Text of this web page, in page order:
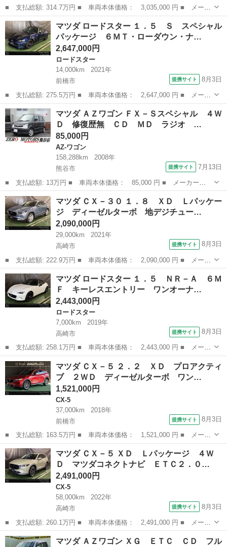
■ 支払総額: 314.7万円 ■ 車両本体価格： 3,035,000 円 ■ メーカ
ー名： マツダ ■ 車種名： ＣＸ－５ ■ グレード名： ２．２
ＸＤ ブラックトーンエディション ディーゼルターボ ナビ・地デ
ジ・３６...
群馬 前橋市 CX-5
マツダ ロードスター １．５ Ｓ スペシャル
パッケージ ６ＭＴ・ローダウン・ナ…
2,647,000円
ロードスター
14,000km
2021年
前橋市
提携サイト 8月3日
■ 支払総額: 275.5万円 ■ 車両本体価格： 2,647,000 円 ■ メーカ
ー名： マツダ ■ 車種名： ロードスター ■ グレード名： １．
５ Ｓ スペシャルパッケージ ６ＭＴ・ローダウン・ナビ・バック
カメラ・...
群馬 前橋市 ロードスター
マツダ ＡＺワゴン ＦＸ－Ｓスペシャル ４Ｗ
Ｄ 修復歴無 ＣＤ ＭＤ ラジオ …
85,000円
AZ-ワゴン
158,288km
2008年
熊谷市
提携サイト 7月13日
■ 支払総額: 13万円 ■ 車両本体価格： 85,000 円 ■ メーカー
名： マツダ ■ 車種名： ＡＺワゴン ■ グレード名： ＦＸ－Ｓ
スペシャル ４ＷＤ 修復歴無 ＣＤ ＭＤ ラジオ ＥＴＣ スマ
ートキー シートヒ...
埼玉 熊谷市 AZ-ワゴン
マツダ ＣＸ－３０ １．８ ＸＤ Ｌパッケー
ジ ディーゼルターボ 地デジチュー…
2,090,000円
29,000km
2021年
高崎市
提携サイト 8月3日
■ 支払総額: 222.9万円 ■ 車両本体価格： 2,090,000 円 ■ メーカ
ー名： マツダ ■ 車種名： ＣＸ－３０ ■ グレード名： １．
８ ＸＤ Ｌパッケージ ディーゼルターボ 地デジチューナー ワ
ンオーナー...
群馬 高崎市 マツダ
マツダ ロードスター １．５ ＮＲ－Ａ ６Ｍ
Ｆ キーレスエントリー ワンオーナ…
2,443,000円
ロードスター
7,000km
2019年
高崎市
提携サイト 8月3日
■ 支払総額: 258.1万円 ■ 車両本体価格： 2,443,000 円 ■ メーカ
ー名： マツダ ■ 車種名： ロードスター ■ グレード名： １．
５ ＮＲ－Ａ ６ＭＦ キーレスエントリー ワンオーナー車 クリ
アランス...
群馬 高崎市 ロードスター
マツダ ＣＸ－５ ２．２ ＸＤ プロアクティ
ブ ２ＷＤ ディーゼルターボ ワン…
1,521,000円
CX-5
37,000km
2018年
前橋市
提携サイト 8月3日
■ 支払総額: 163.5万円 ■ 車両本体価格： 1,521,000 円 ■ メーカ
ー名： マツダ ■ 車種名： ＣＸ－５ ■ グレード名： ２．２
ＸＤ プロアクティブ ２ＷＤ ディーゼルターボ ワンオーナー
バックカ...
群馬 前橋市 CX-5
マツダ ＣＸ－５ ＸＤ Ｌパッケージ ４Ｗ
Ｄ マツダコネクトナビ ＥＴＣ２．０…
2,491,000円
CX-5
58,000km
2022年
高崎市
提携サイト 8月3日
■ 支払総額: 260.1万円 ■ 車両本体価格： 2,491,000 円 ■ メーカ
ー名： マツダ ■ 車種名： ＣＸ－５ ■ グレード名： ＸＤ Ｌ
パッケージ ４ＷＤ マツダコネクトナビ ＥＴＣ２．０ ３６０°ビ
群馬 高崎市 CX-5
マツダ ＡＺワゴン ＸＧ ＥＴＣ ＣＤ フル